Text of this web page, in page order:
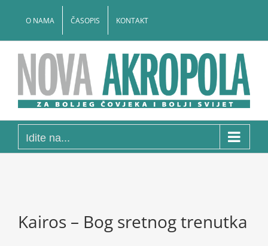
O NAMA ČASOPIS KONTAKT
Idite na...
Kairos – Bog sretnog trenutka